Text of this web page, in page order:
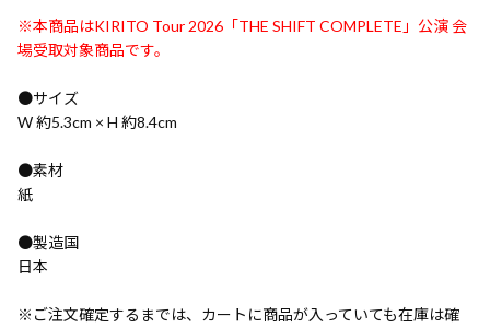
※本商品はKIRITO Tour 2026「THE SHIFT COMPLETE」公演 会
場受取対象商品です。
●サイズ
W 約5.3cm × H 約8.4cm
●素材
紙
●製造国
日本
※ご注文確定するまでは、カートに商品が入っていても在庫は確